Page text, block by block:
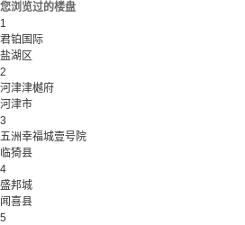
您浏览过的楼盘
1
君铂国际
盐湖区
2
河津津樾府
河津市
3
五洲幸福城壹号院
临猗县
4
盛邦城
闻喜县
5